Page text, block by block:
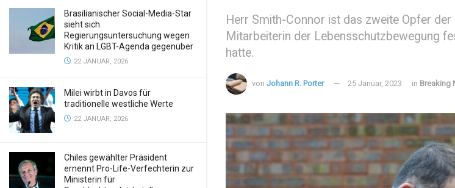
Brasilianischer Social-Media-Star
sieht sich
Regierungsuntersuchung wegen
Kritik an LGBT-Agenda gegenüber
22 JANUAR, 2026
Milei wirbt in Davos für
traditionelle westliche Werte
22 JANUAR, 2026
Chiles gewählter Präsident
ernennt Pro-Life-Verfechterin zur
Ministerin für
Herr Smith-Connor ist das zweite Opfer
Mitarbeiterin der Lebensschutzbewegung
hatte.
von Johann R. Porter 25 Januar, 2023 in Breaking